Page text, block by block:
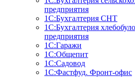
предприятия
1С:Бухгалтерия СНТ
1С:Бухгалтерия
предприятия
1С:Гаражи
1С:Общепит
1С:Садовод
1С:Фастфуд. Фронт-офис